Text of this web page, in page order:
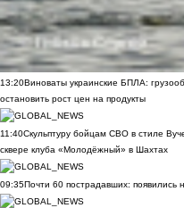
13:20Виноваты украинские БПЛА:
остановить рост цен на продукты
11:40Скульптуру бойцам СВО в стиле
сквере клуба «Молодёжный» в Шахтах
09:35Почти 60 пострадавших: